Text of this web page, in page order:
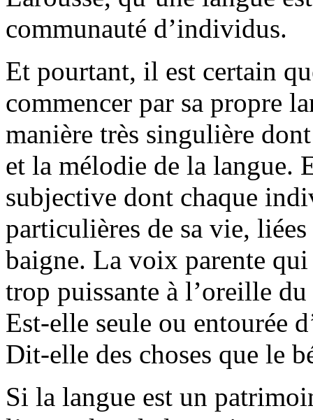
communauté d’individus.
Et pourtant, il est certain
commencer par sa propre
manière très singulière
et la mélodie de la langue.
subjective dont chaque
particulières de sa vie,
baigne. La voix parente
trop puissante à l’oreille
Est-elle seule ou entourée
Dit-elle des choses que le
Si la langue est un